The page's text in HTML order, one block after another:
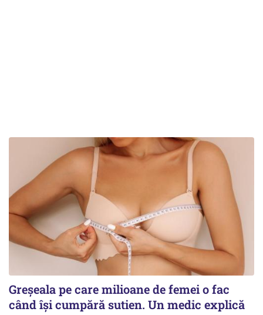
Greșeala pe care milioane de femei o fac
când își cumpără sutien. Un medic explică